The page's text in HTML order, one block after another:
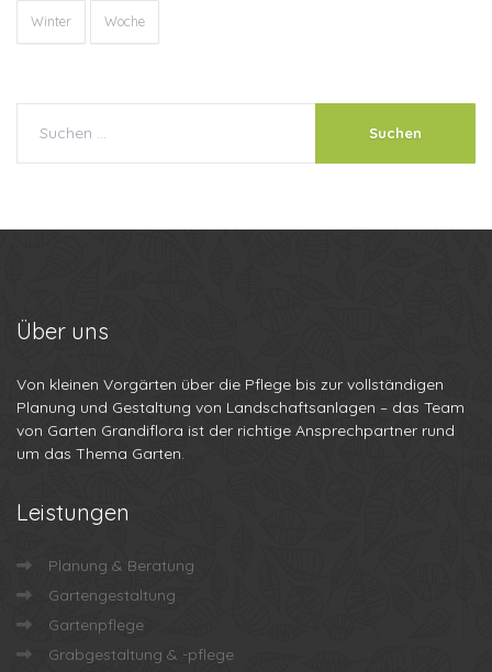
Winter Woche
Über uns
Von kleinen Vorgärten über die Pflege bis zur vollständigen
Planung und Gestaltung von Landschaftsanlagen – das Team
von Garten Grandiflora ist der richtige Ansprechpartner rund
um das Thema Garten.
Leistungen
Planung & Beratung
Gartengestaltung
Gartenpflege
Grabgestaltung & -pflege